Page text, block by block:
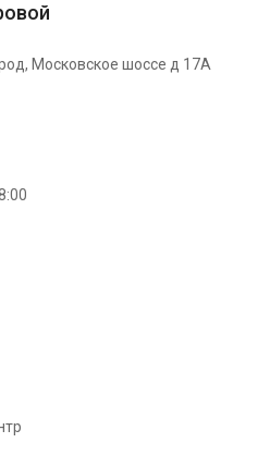
Московское шоссе д 17А